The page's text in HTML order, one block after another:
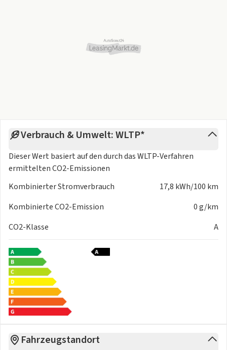
Schutz vor Schleudertrauma-Verletzungen
Seitenairbags für Fahrer und Beifahrer
Manuell einstellbarer Beifahrersitz
Sitzheizung vorn
Technik & Sound
5G Internetverbindung
Google Assistant, Google Maps und Google Play Store
Over-the-Air-Updates (OTA)
Vordere USB-C-Anschlüsse
Wireless Apple CarPlay und Android Auto
Verbrauch & Umwelt: WLTP*
Dieser Wert basiert auf den durch dasWLTP-Verfahren
ermittelten CO2-Emissionen
Kombinierter Stromverbrauch
17,8 kWh/100 km
Kombinierte CO2-Emission
0 g/km
CO2-Klasse
A
Fahrzeugstandort